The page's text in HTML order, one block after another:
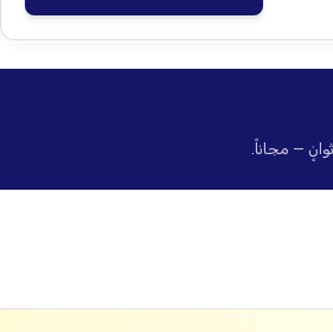
— مجاناً.